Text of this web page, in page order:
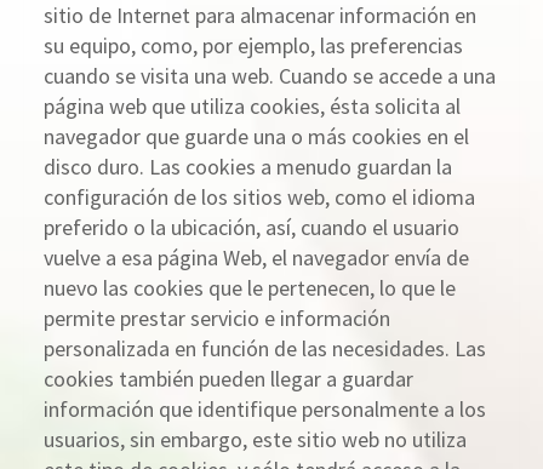
sitio de Internet para almacenar información en
su equipo, como, por ejemplo, las preferencias
cuando se visita una web. Cuando se accede a una
página web que utiliza cookies, ésta solicita al
navegador que guarde una o más cookies en el
disco duro. Las cookies a menudo guardan la
configuración de los sitios web, como el idioma
preferido o la ubicación, así, cuando el usuario
vuelve a esa página Web, el navegador envía de
nuevo las cookies que le pertenecen, lo que le
permite prestar servicio e información
personalizada en función de las necesidades. Las
cookies también pueden llegar a guardar
información que identifique personalmente a los
usuarios, sin embargo, este sitio web no utiliza